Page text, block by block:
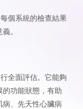
個系統的檢查結果
。
全面評估。它能夠
功能狀態，有助
、先天性心臟病